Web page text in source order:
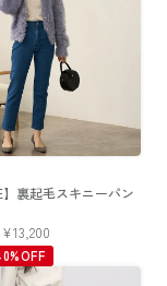
】裏起毛スキニーパン
¥13,200